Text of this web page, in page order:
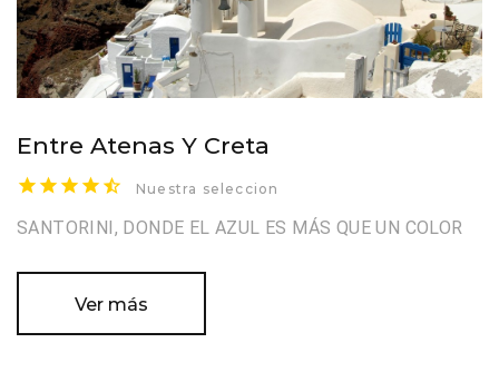
Entre Atenas Y Creta
Nuestra seleccion
SANTORINI, DONDE EL AZUL ES MÁS QUE UN COLOR
Ver más